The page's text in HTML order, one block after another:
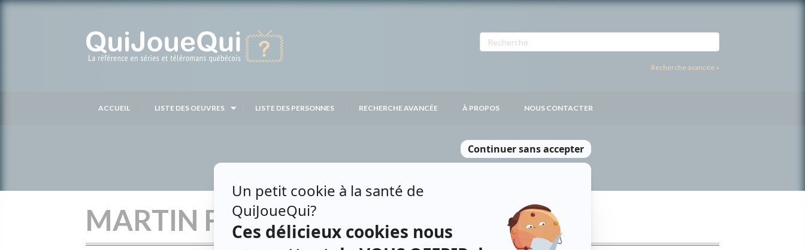
Recherche avancée »
ACCUEIL LISTE DES OEUVRES LISTE DES PERSONNES RECHERCHE AVANCÉE À PROPOS NOUS CONTACTER
MARTIN FOURNIER